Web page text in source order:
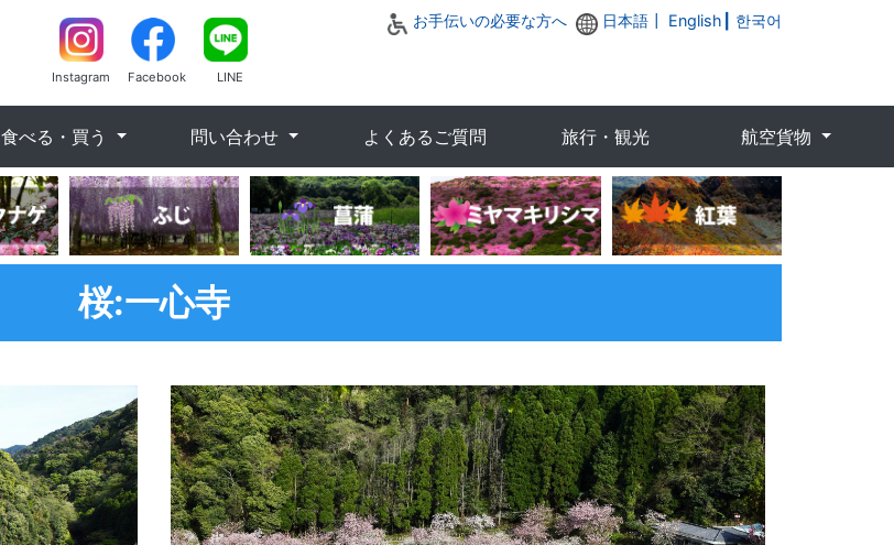
Instagram Facebook LINE
お手伝いの必要な方へ 日本語┃ English 한국어
食べる・買う 問い合わせ よくあるご質問 旅行・観光 航空貨物
桜:一心寺